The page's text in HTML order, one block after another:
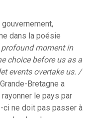
dans la poésie
moment in
choice before us as a
events overtake us. /
Bretagne a
le pays par
ci ne doit pas passer à